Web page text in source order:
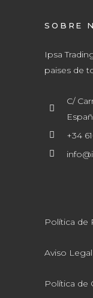
SOBRE
Ipsa
paises de
C/
+34
Política de
Aviso Legal
Política de